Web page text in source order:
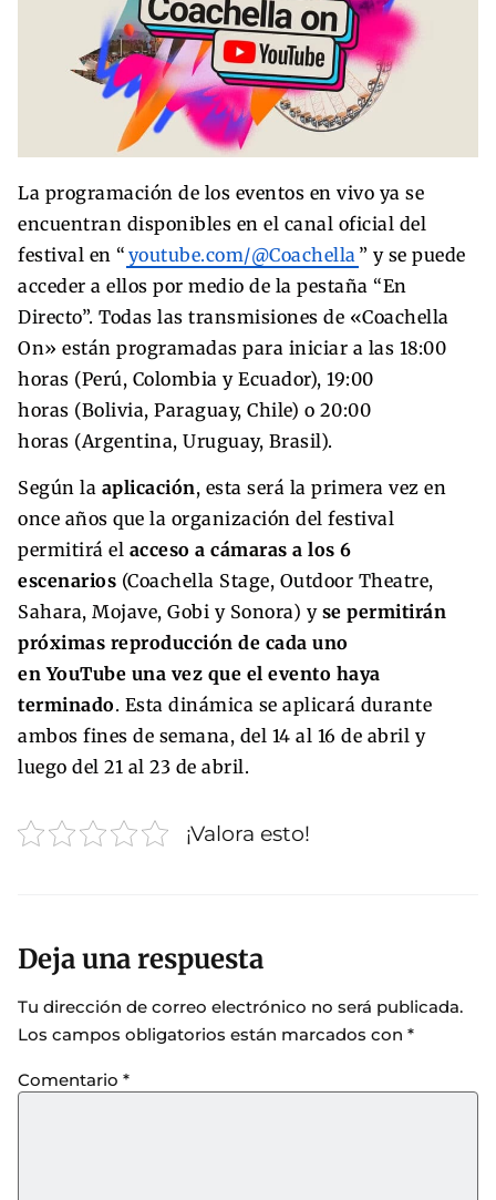
La programación de los eventos en vivo ya se
encuentran disponibles en el canal oficial del
festival en “ youtube.com/@Coachella ” y se puede
acceder a ellos por medio de la pestaña “En
Directo”. Todas las transmisiones de «Coachella
On» están programadas para iniciar a las 18:00
horas (Perú, Colombia y Ecuador), 19:00
horas (Bolivia, Paraguay, Chile) o 20:00
horas (Argentina, Uruguay, Brasil).
Según la aplicación, esta será la primera vez en
once años que la organización del festival
permitirá el acceso a cámaras a los 6
escenarios (Coachella Stage, Outdoor Theatre,
Sahara, Mojave, Gobi y Sonora) y se permitirán
próximas reproducción de cada uno
en YouTube una vez que el evento haya
terminado. Esta dinámica se aplicará durante
ambos fines de semana, del 14 al 16 de abril y
luego del 21 al 23 de abril.
¡Valora esto!
Deja una respuesta
Tu dirección de correo electrónico no será publicada.
Los campos obligatorios están marcados con *
Comentario *